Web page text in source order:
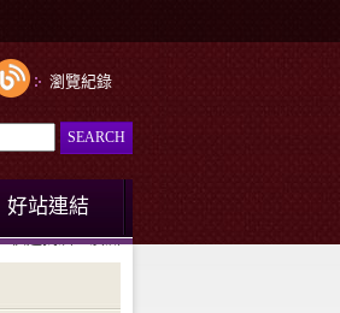
瀏覽紀錄
好站連結
快速找酒 澳洲